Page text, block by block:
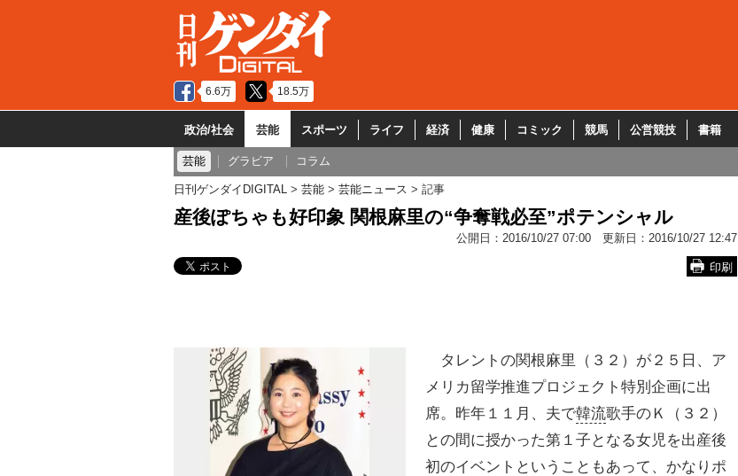
6.6万 18.5万
政治/社会 芸能 スポーツ ライフ 経済 健康 コミック 競馬 公営競技 書籍
芸能 グラビア コラム
日刊ゲンダイDIGITAL 芸能 芸能ニュース 記事
産後ぽちゃも好印象 関根麻里の“争奪戦必至”ポテンシャル
公開日： 2016/10/27 07:00 更新日： 2016/10/27 12:47
印刷
タレントの関根麻里（３２）が２５日、ア
メリカ留学推進プロジェクト特別企画に出
席。昨年１１月、夫で韓流歌手のＫ（３２）
との間に授かった第１子となる女児を出産後
初のイベントということもあって、かなりポ